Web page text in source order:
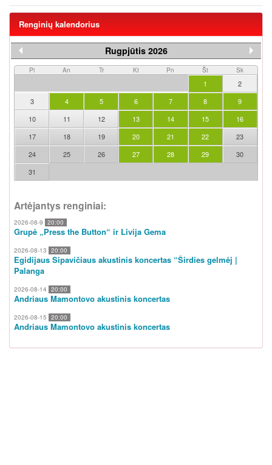
Renginių kalendorius
Rugpjūtis 2026
Pi An Tr Kt Pn Št Sk
1
2
3
4 5 6 7 8
9
10
11 12 13 14 15
16
17
18 19 20 21 22
23
24
25 26 27 28 29
30
31
Artėjantys renginiai:
2026-08-9 20:00
Grupė „Press the Button“ ir Livija Gema
2026-08-13 20:00
Egidijaus Sipavičiaus akustinis koncertas “Širdies gelmėj |
Palanga
2026-08-14 20:00
Andriaus Mamontovo akustinis koncertas
2026-08-15 20:00
Andriaus Mamontovo akustinis koncertas